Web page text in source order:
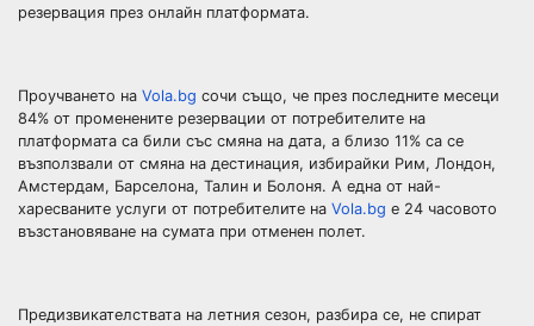
резервация през онлайн платформата.
Проучването на Vola.bg сочи също, че през последните месеци
84% от променените резервации от потребителите на
платформата са били със смяна на дата, а близо 11% са се
възползвали от смяна на дестинация, избирайки Рим, Лондон,
Амстердам, Барселона, Талин и Болоня. А една от най-
харесваните услуги от потребителите на Vola.bg e 24 часовото
възстановяване на сумата при отменен полет.
Предизвикателствата на летния сезон, разбира се, не спират